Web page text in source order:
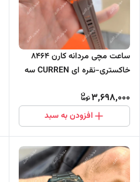
ساعت مچی مردانه کارن 8464
خاکستری-نقره ای CURREN سه
3,698,000
افزودن به سبد